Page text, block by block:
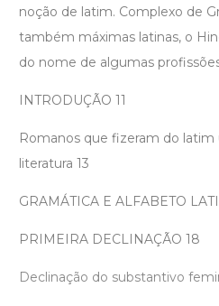
noção de latim. Complexo de
também máximas latinas, o
do nome de algumas
INTRODUÇÃO 11
Romanos que fizeram do
literatura 13
GRAMÁTICA E ALFABETO
PRIMEIRA DECLINAÇÃO 18
Declinação do substantivo